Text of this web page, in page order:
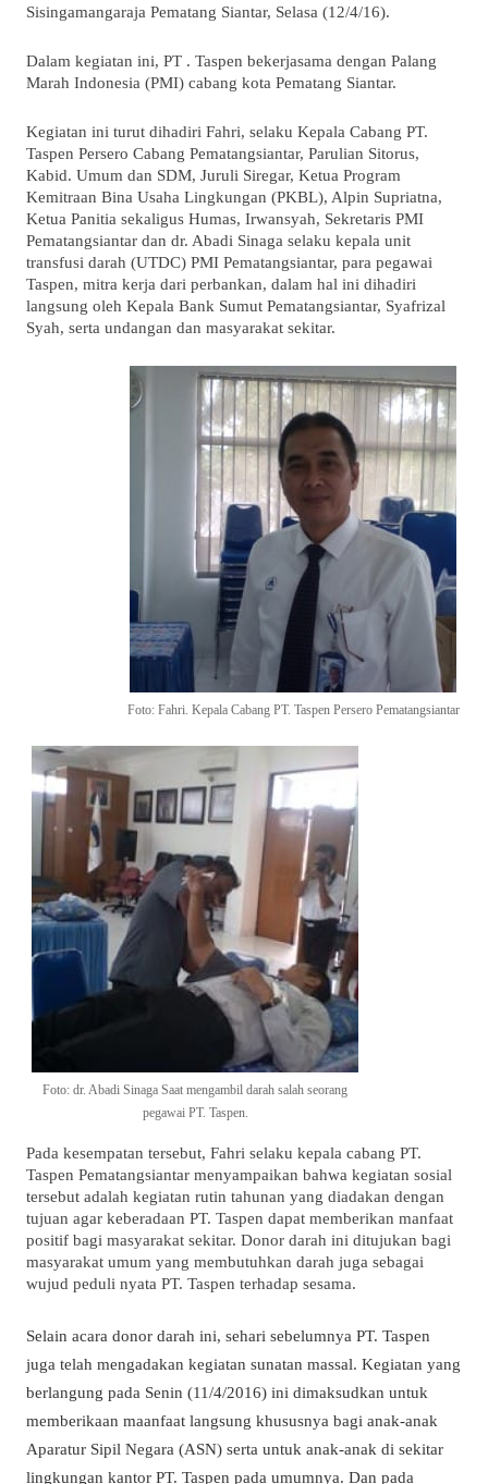
Sisingamangaraja Pematang Siantar, Selasa (12/4/16).
Dalam kegiatan ini, PT . Taspen bekerjasama dengan Palang
Marah Indonesia (PMI) cabang kota Pematang Siantar.
Kegiatan ini turut dihadiri Fahri, selaku Kepala Cabang PT.
Taspen Persero Cabang Pematangsiantar, Parulian Sitorus,
Kabid. Umum dan SDM, Juruli Siregar, Ketua Program
Kemitraan Bina Usaha Lingkungan (PKBL), Alpin Supriatna,
Ketua Panitia sekaligus Humas, Irwansyah, Sekretaris PMI
Pematangsiantar dan dr. Abadi Sinaga selaku kepala unit
transfusi darah (UTDC) PMI Pematangsiantar, para pegawai
Taspen, mitra kerja dari perbankan, dalam hal ini dihadiri
langsung oleh Kepala Bank Sumut Pematangsiantar, Syafrizal
Syah, serta undangan dan masyarakat sekitar.
Foto: Fahri. Kepala Cabang PT. Taspen Persero Pematangsiantar
Foto: dr. Abadi Sinaga Saat mengambil darah salah seorang
pegawai PT. Taspen.
Pada kesempatan tersebut, Fahri selaku kepala cabang PT.
Taspen Pematangsiantar menyampaikan bahwa kegiatan sosial
tersebut adalah kegiatan rutin tahunan yang diadakan dengan
tujuan agar keberadaan PT. Taspen dapat memberikan manfaat
positif bagi masyarakat sekitar. Donor darah ini ditujukan bagi
masyarakat umum yang membutuhkan darah juga sebagai
wujud peduli nyata PT. Taspen terhadap sesama.
Selain acara donor darah ini, sehari sebelumnya PT. Taspen
juga telah mengadakan kegiatan sunatan massal. Kegiatan yang
berlangung pada Senin (11/4/2016) ini dimaksudkan untuk
memberikaan maanfaat langsung khususnya bagi anak-anak
Aparatur Sipil Negara (ASN) serta untuk anak-anak di sekitar
lingkungan kantor PT. Taspen pada umumnya. Dan pada